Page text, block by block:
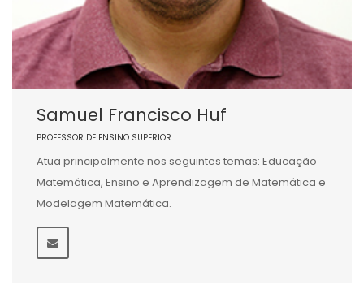
Samuel Francisco Huf
PROFESSOR DE ENSINO SUPERIOR
Atua principalmente nos seguintes temas: Educação
Matemática, Ensino e Aprendizagem de Matemática e
Modelagem Matemática.